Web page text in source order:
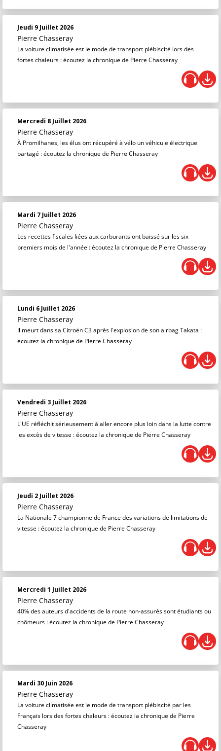
Jeudi 9 Juillet 2026
Pierre Chasseray
La voiture climatisée est le mode de transport plébiscité lors des
fortes chaleurs : écoutez la chronique de Pierre Chasseray
Mercredi 8 Juillet 2026
Pierre Chasseray
À Promilhanes, les élus ont récupéré à vélo un véhicule électrique
partagé : écoutez la chronique de Pierre Chasseray
Mardi 7 Juillet 2026
Pierre Chasseray
Les recettes fiscales liées aux carburants ont baissé sur les six
premiers mois de l'année : écoutez la chronique de Pierre Chasseray
Lundi 6 Juillet 2026
Pierre Chasseray
Il meurt dans sa Citroën C3 après l'explosion de son airbag Takata :
écoutez la chronique de Pierre Chasseray
Vendredi 3 Juillet 2026
Pierre Chasseray
L'UE réfléchit sérieusement à aller encore plus loin dans la lutte contre
les excès de vitesse : écoutez la chronique de Pierre Chasseray
Jeudi 2 Juillet 2026
Pierre Chasseray
La Nationale 7 championne de France des variations de limitations de
vitesse : écoutez la chronique de Pierre Chasseray
Mercredi 1 Juillet 2026
Pierre Chasseray
40% des auteurs d'accidents de la route non-assurés sont étudiants ou
chômeurs : écoutez la chronique de Pierre Chasseray
Mardi 30 Juin 2026
Pierre Chasseray
La voiture climatisée est le mode de transport plébiscité par les
Français lors des fortes chaleurs : écoutez la chronique de Pierre
Chasseray